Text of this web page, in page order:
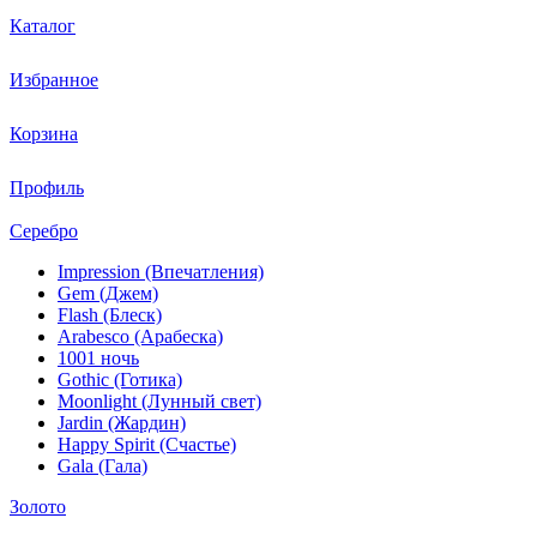
Каталог
Избранное
Корзина
Профиль
Серебро
Impression (Впечатления)
Gem (Джем)
Flash (Блеск)
Arabesco (Арабеска)
1001 ночь
Gothic (Готика)
Moonlight (Лунный свет)
Jardin (Жардин)
Happy Spirit (Счастье)
Gala (Гала)
Золото